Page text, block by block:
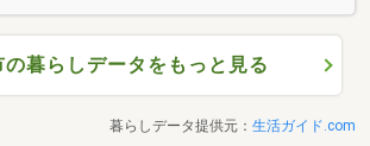
の暮らしデータをもっと見る
暮らしデータ提供元： 生活ガイド.com